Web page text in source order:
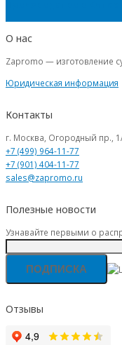
О нас
Zapromo — изготовление
Юридическая информация
Контакты
г. Москва, Огородный пр.,
+7 (499) 964-11-77
+7 (901) 404-11-77
sales@zapromo.ru
Полезные новости
Узнавайте первыми о
Отзывы